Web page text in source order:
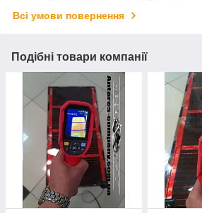
Всі умови повернення
Подібні товари компанії